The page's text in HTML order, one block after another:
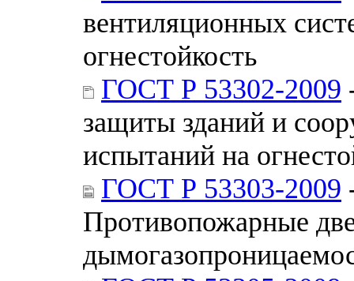
вентиляционных
огнестойкость
ГОСТ Р 53302-2009
защиты зданий и
испытаний на
ГОСТ Р 53303-2009
Противопожарные